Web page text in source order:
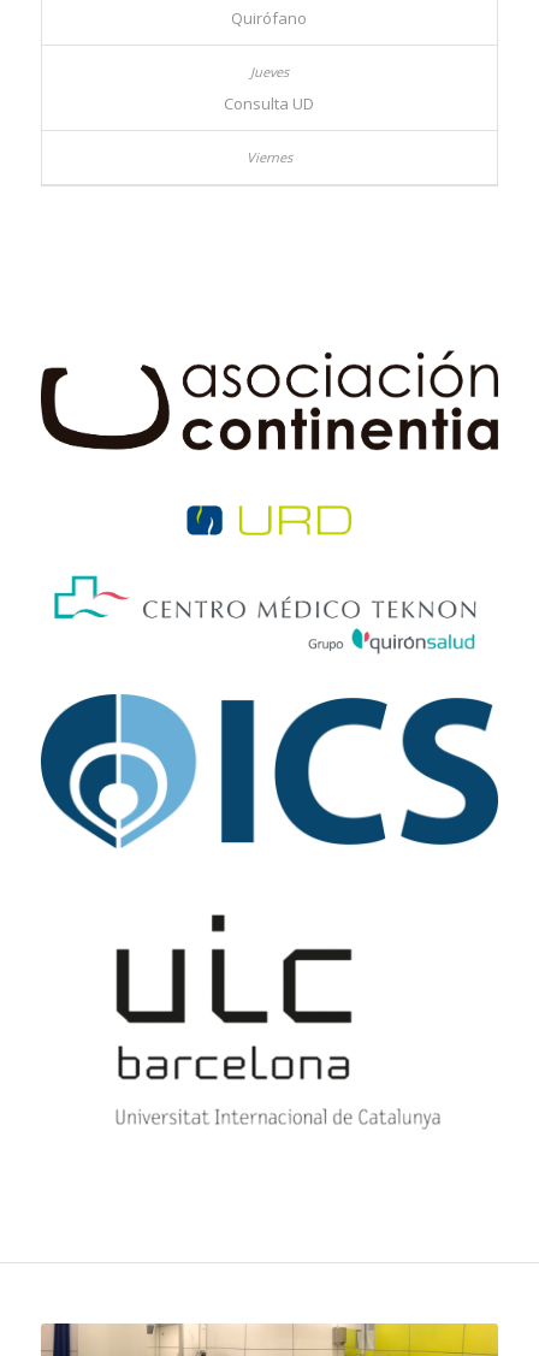
Quirófano
Consulta UD